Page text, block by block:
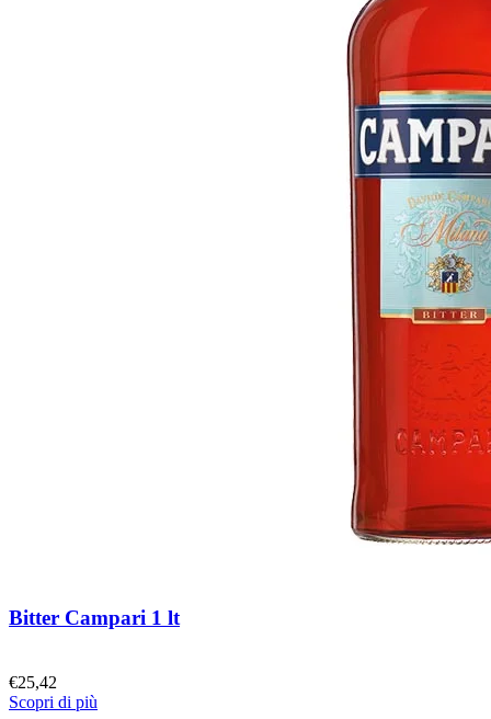
Bitter Campari 1 lt
€25,42
Scopri di più